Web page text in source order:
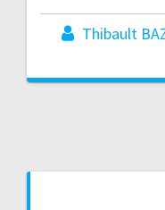
Thibault